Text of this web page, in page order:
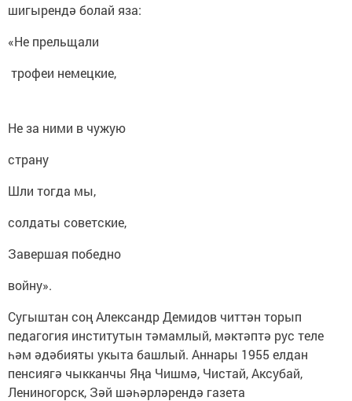
шигырендә болай яза:
«Не прельщали
трофеи немецкие,
Не за ними в чужую
страну
Шли тогда мы,
солдаты советские,
Завершая победно
войну».
Сугыштан соң Александр Демидов читтән торып
педагогия институтын тәмамлый, мәктәптә рус теле
һәм әдәбияты укыта башлый. Аннары 1955 елдан
пенсиягә чыкканчы Яңа Чишмә, Чистай, Аксубай,
Лениногорск, Зәй шәһәрләрендә газета